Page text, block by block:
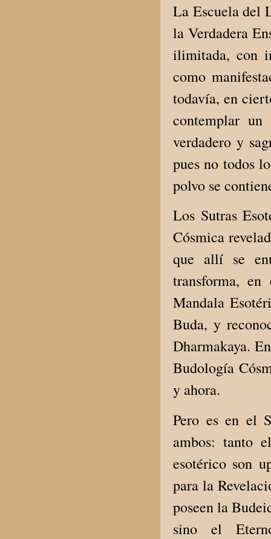
La Escuela del
la Verdadera
ilimitada, con
como
todavía, en
contemplar
verdadero y
pues no todos
polvo se
Los Sutras
Cósmica
que allí se
transforma,
Mandala
Buda, y
Dharmakaya.
Budología
y ahora.
Pero es en el
ambos: tanto
esotérico son
para la
poseen la
sino el